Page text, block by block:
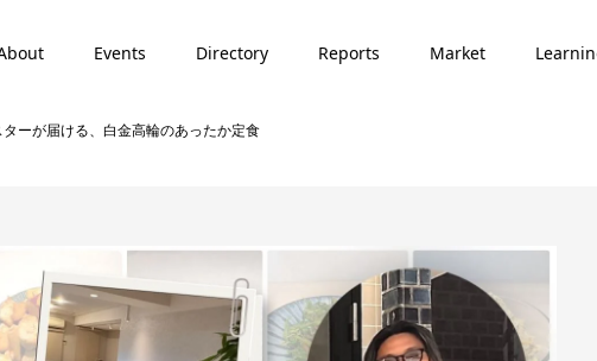
Events Directory Reports Market
ーが届ける、白金高輪のあったか定食